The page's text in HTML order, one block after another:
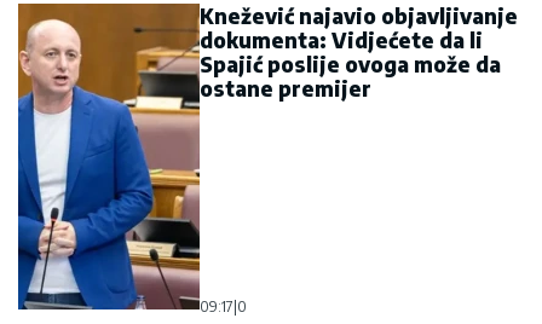
Knežević najavio objavljivanje
dokumenta: Vidjećete da li
Spajić poslije ovoga može da
ostane premijer
09:17 0